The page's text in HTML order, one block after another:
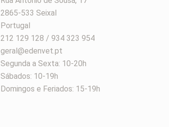
2865-533 Seixal
Portugal
212 129 128 / 934 323 954
geral@edenvet.pt
Segunda a Sexta: 10-20h
Sábados: 10-19h
Domingos e Feriados: 15-19h